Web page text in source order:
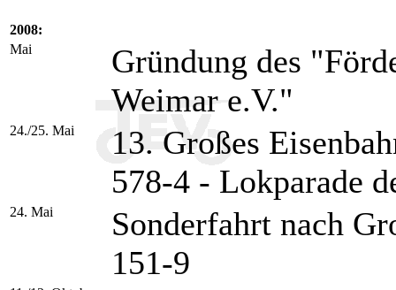
2008:
Mai
Gründung des
Weimar e.V."
24./25. Mai
13. Großes
578-4 - Lokparade
24. Mai
Sonderfahrt nach
151-9